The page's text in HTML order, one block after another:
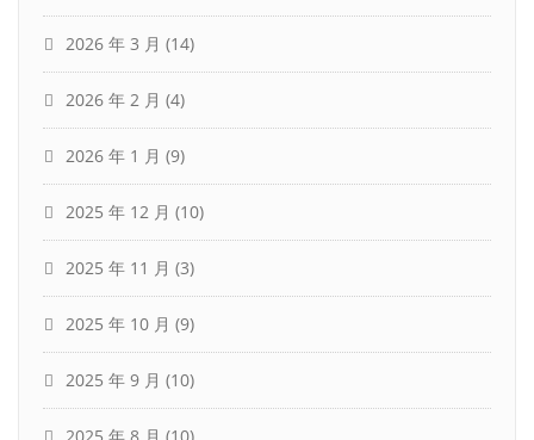
2026 年 3 月 (14)
2026 年 2 月 (4)
2026 年 1 月 (9)
2025 年 12 月 (10)
2025 年 11 月 (3)
2025 年 10 月 (9)
2025 年 9 月 (10)